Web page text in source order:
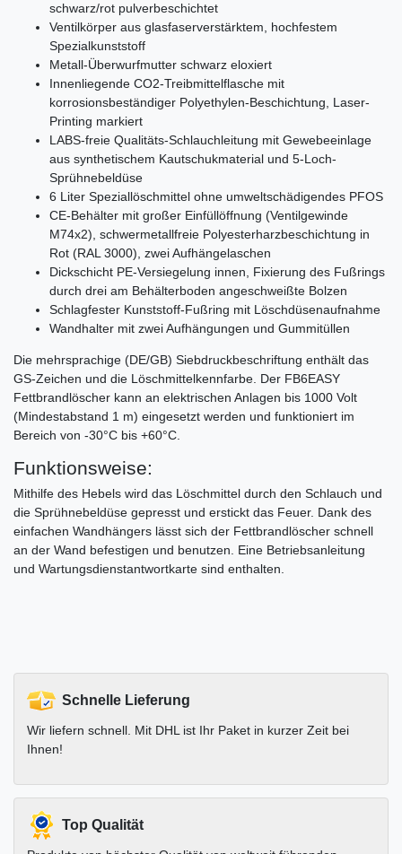
schwarz/rot pulverbeschichtet
Ventilkörper aus glasfaserverstärktem, hochfestem
Spezialkunststoff
Metall-Überwurfmutter schwarz eloxiert
Innenliegende CO2-Treibmittelflasche mit
korrosionsbeständiger Polyethylen-Beschichtung, Laser-
Printing markiert
LABS-freie Qualitäts-Schlauchleitung mit Gewebeeinlage
aus synthetischem Kautschukmaterial und 5-Loch-
Sprühnebeldüse
6 Liter Speziallöschmittel ohne umweltschädigendes PFOS
CE-Behälter mit großer Einfüllöffnung (Ventilgewinde
M74x2), schwermetallfreie Polyesterharzbeschichtung in
Rot (RAL 3000), zwei Aufhängelaschen
Dickschicht PE-Versiegelung innen, Fixierung des Fußrings
durch drei am Behälterboden angeschweißte Bolzen
Schlagfester Kunststoff-Fußring mit Löschdüsenaufnahme
Wandhalter mit zwei Aufhängungen und Gummitüllen
Die mehrsprachige (DE/GB) Siebdruckbeschriftung enthält das
GS-Zeichen und die Löschmittelkennfarbe. Der FB6EASY
Fettbrandlöscher kann an elektrischen Anlagen bis 1000 Volt
(Mindestabstand 1 m) eingesetzt werden und funktioniert im
Bereich von -30°C bis +60°C.
Funktionsweise:
Mithilfe des Hebels wird das Löschmittel durch den Schlauch und
die Sprühnebeldüse gepresst und erstickt das Feuer. Dank des
einfachen Wandhängers lässt sich der Fettbrandlöscher schnell
an der Wand befestigen und benutzen. Eine Betriebsanleitung
und Wartungsdienstantwortkarte sind enthalten.
Schnelle Lieferung
Wir liefern schnell. Mit DHL ist Ihr Paket in kurzer Zeit bei
Ihnen!
Top Qualität